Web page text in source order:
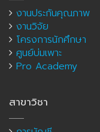
งานประกันคุณภาพ
งานวิจัย
โครงการนักศึกษา
ศูนย์บ่มเพาะ
Pro Academy
สาขาวิชา